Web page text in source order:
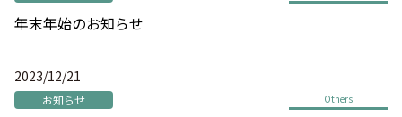
年末年始のお知らせ
2023/12/21
お知らせ Others